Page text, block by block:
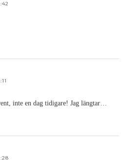
inte en dag tidigare! Jag längtar…